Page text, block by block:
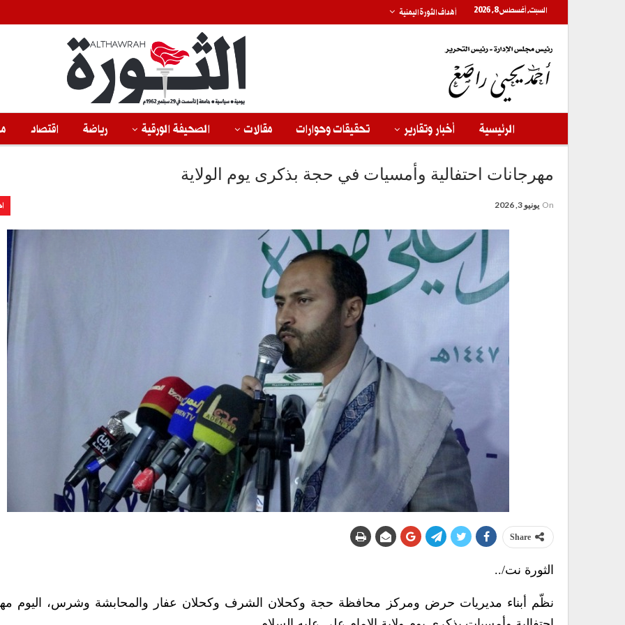
السبت, أغسطس 8, 2026 أهداف الثورة اليمنية
الرئيسية أخبار وتقارير تحقيقات وحوارات مقالات الصحيفة الورقية رياضة اقتصاد
مهرجانات احتفالية وأمسيات في حجة بذكرى يوم الولاية
On يونيو 3, 2026
Share
الثورة نت/..
نظّم أبناء مديريات حرض ومركز محافظة حجة وكحلان الشرف وكحلان عفار والمحابشة وشرس، اليوم